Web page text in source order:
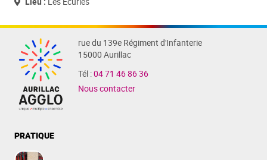
rue du 139e Régiment d'Infanterie
15000 Aurillac
Tél :04 71 46 86 36
Nous contacter
PRATIQUE